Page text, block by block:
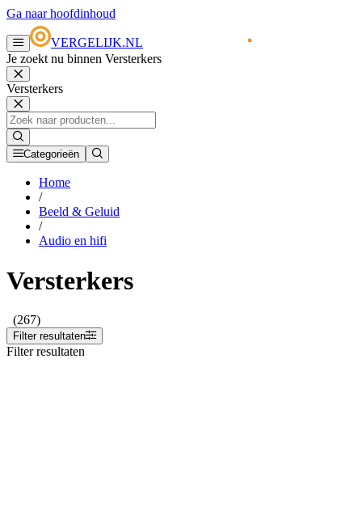
Ga naar hoofdinhoud
VERGELIJK.NL
Je zoekt nu binnen Versterkers
Versterkers
Categorieën
Home
/
Beeld & Geluid
/
Audio en hifi
Versterkers
(267)
Filter resultaten
Filter resultaten